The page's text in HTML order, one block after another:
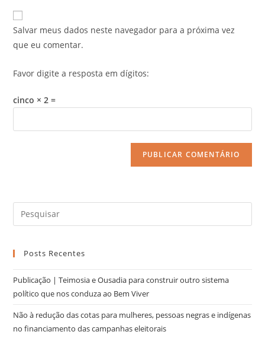
Salvar meus dados neste navegador para a próxima vez
que eu comentar.
Favor digite a resposta em dígitos:
cinco × 2 =
Posts Recentes
Publicação | Teimosia e Ousadia para construir outro sistema
político que nos conduza ao Bem Viver
Não à redução das cotas para mulheres, pessoas negras e indígenas
no financiamento das campanhas eleitorais